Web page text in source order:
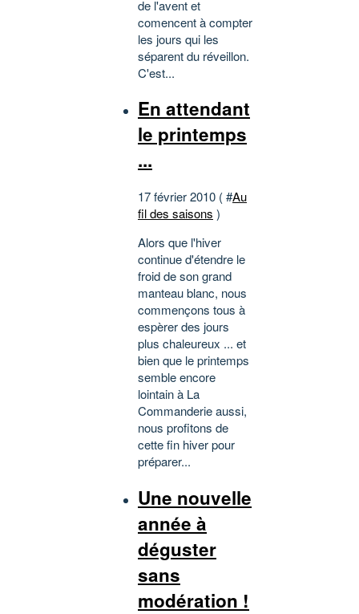
de l'avent et
comencent à compter
les jours qui les
séparent du réveillon.
C'est...
En attendant
le printemps
...
17 février 2010 ( #Au
fil des saisons )
Alors que l'hiver
continue d'étendre le
froid de son grand
manteau blanc, nous
commençons tous à
espèrer des jours
plus chaleureux ... et
bien que le printemps
semble encore
lointain à La
Commanderie aussi,
nous profitons de
cette fin hiver pour
préparer...
Une nouvelle
année à
déguster
sans
modération !